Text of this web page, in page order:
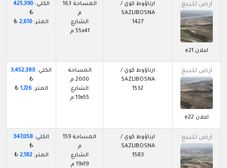
ارض للبيع
اعلان e21
ارناؤوط كوي /
SAZLIBOSNA
1427
المساحة 163
م
الشارع
55x41 م
الكلي:425,390
₺
المتر: 2,610
₺
ارض للبيع
اعلان e22
ارناؤوط كوي /
SAZLIBOSNA
1532
المساحة
2000 م
الشارع
19x55 م
الكلي: 3,452,380
₺
المتر:1,726
₺
ارض للبيع
ارناؤوط كوي /
SAZLIBOSNA
1583
المساحة 159
م
الشارع
19x19 م
الكلي: 347,058
₺
المتر:2,182
₺